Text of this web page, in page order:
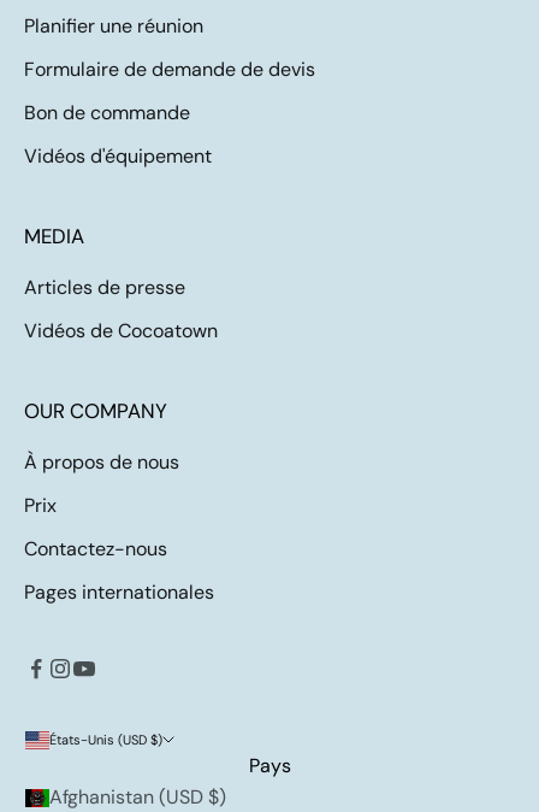
Planifier une réunion
Formulaire de demande de devis
Bon de commande
Vidéos d'équipement
MEDIA
Articles de presse
Vidéos de Cocoatown
OUR COMPANY
À propos de nous
Prix
Contactez-nous
Pages internationales
États-Unis (USD $)
Pays
Afghanistan (USD $)